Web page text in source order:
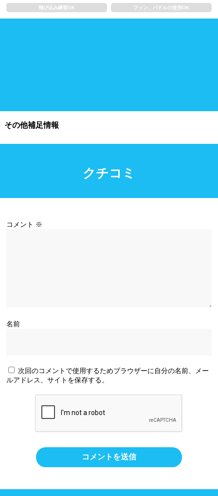
飛び込み練習OK フィン、パドルの使用OK
その他補足情報
クチコミ
コメント ※
名前
次回のコメントで使用するためブラウザーに自分の名前、メー
ルアドレス、サイトを保存する。
浮き輪類 水泳帽、ゴーグル
プール情報